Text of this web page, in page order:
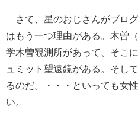
さて、星のおじさんがブロ
はもう一つ理由がある。木曽
学木曽観測所があって、そこ
ュミット望遠鏡がある。そし
るのだ。・・・といっても女
い。